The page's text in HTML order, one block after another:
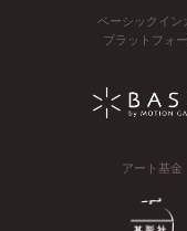
ベーシックイン
プラットフォ
アート基金